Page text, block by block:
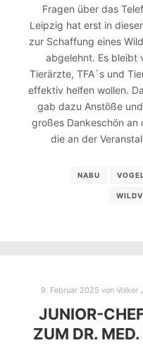
Fragen über das
Leipzig hat erst in
zur Schaffung eines
abgelehnt. Es bleibt
Tierärzte, TFA`s und
effektiv helfen wollen.
gab dazu Anstöße
großes Dankeschön an
die an der
NABU
9. Februar 2025 von Volker
JUNIOR-
ZUM DR.